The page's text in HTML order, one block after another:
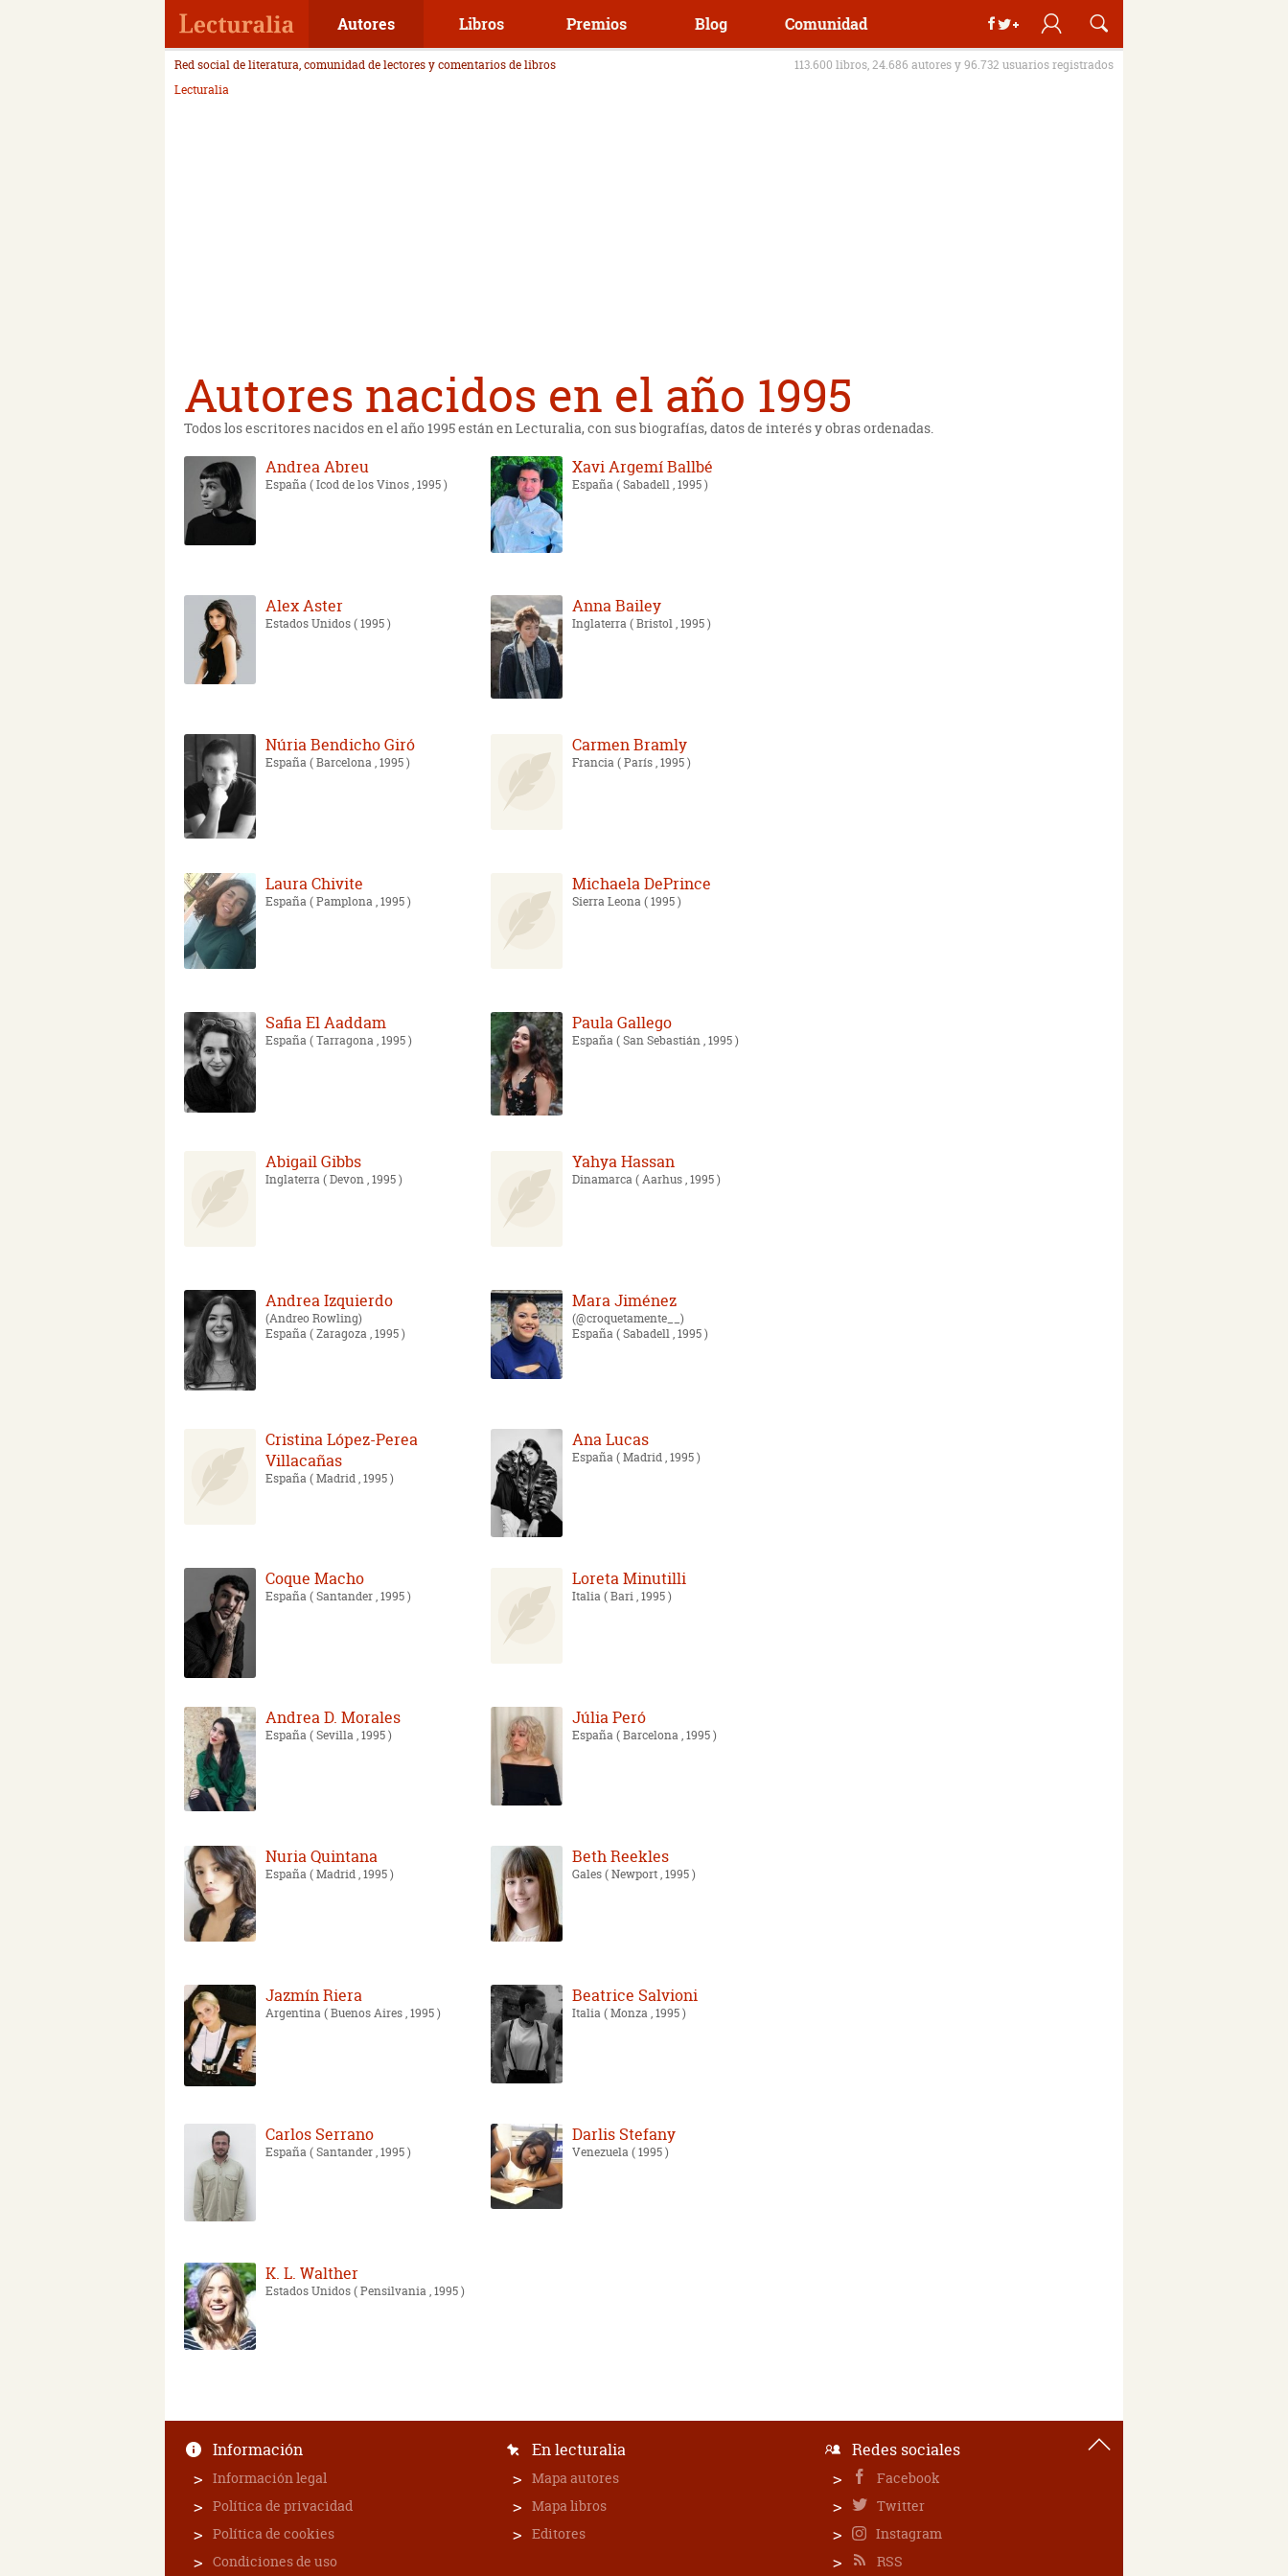
Autores Libros Premios Blog Comunidad
Red social de literatura, comunidad de lectores y comentarios de libros
113.600 libros, 24.686 autores y 96.732 usuarios registrados
Lecturalia
Autores nacidos en el año 1995
Todos los escritores nacidos en el año 1995 están en Lecturalia, con sus biografías, datos de interés y obras ordenadas.
Andrea Abreu
España( Icod de los Vinos , 1995 )
Xavi Argemí Ballbé
España( Sabadell , 1995 )
Alex Aster
Estados Unidos( 1995 )
Anna Bailey
Inglaterra( Bristol , 1995 )
Núria Bendicho Giró
España( Barcelona , 1995 )
Carmen Bramly
Francia( París , 1995 )
Laura Chivite
España( Pamplona , 1995 )
Michaela DePrince
Sierra Leona( 1995 )
Safia El Aaddam
España( Tarragona , 1995 )
Paula Gallego
España( San Sebastián , 1995 )
Abigail Gibbs
Inglaterra( Devon , 1995 )
Yahya Hassan
Dinamarca( Aarhus , 1995 )
Andrea Izquierdo
Andreo Rowling
España( Zaragoza , 1995 )
Mara Jiménez
@croquetamente__
España( Sabadell , 1995 )
Cristina López-Perea
Villacañas
España( Madrid , 1995 )
Ana Lucas
España( Madrid , 1995 )
Coque Macho
España( Santander , 1995 )
Loreta Minutilli
Italia( Bari , 1995 )
Andrea D. Morales
España( Sevilla , 1995 )
Júlia Peró
España( Barcelona , 1995 )
Nuria Quintana
España( Madrid , 1995 )
Beth Reekles
Gales( Newport , 1995 )
Jazmín Riera
Argentina( Buenos Aires , 1995 )
Beatrice Salvioni
Italia( Monza , 1995 )
Carlos Serrano
España( Santander , 1995 )
Darlis Stefany
Venezuela( 1995 )
K. L. Walther
Estados Unidos( Pensilvania , 1995 )
Información
Información legal
Política de privacidad
Política de cookies
Condiciones de uso
En lecturalia
Mapa autores
Mapa libros
Editores
Redes sociales
Facebook
Twitter
Instagram
RSS